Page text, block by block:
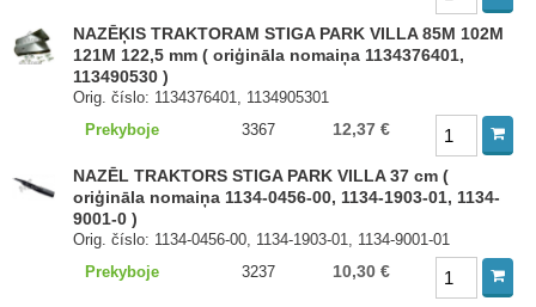
NAZĒĶIS TRAKTORAM STIGA PARK VILLA 85M 102M
121M 122,5 mm ( oriģināla nomaiņa 1134376401,
113490530 )
Orig. číslo: 1134376401, 1134905301
Prekyboje
3367 12,37 €
NAZĒL TRAKTORS STIGA PARK VILLA 37 cm (
oriģināla nomaiņa 1134-0456-00, 1134-1903-01, 1134-
9001-0 )
Orig. číslo: 1134-0456-00, 1134-1903-01, 1134-9001-01
Prekyboje
3237 10,30 €